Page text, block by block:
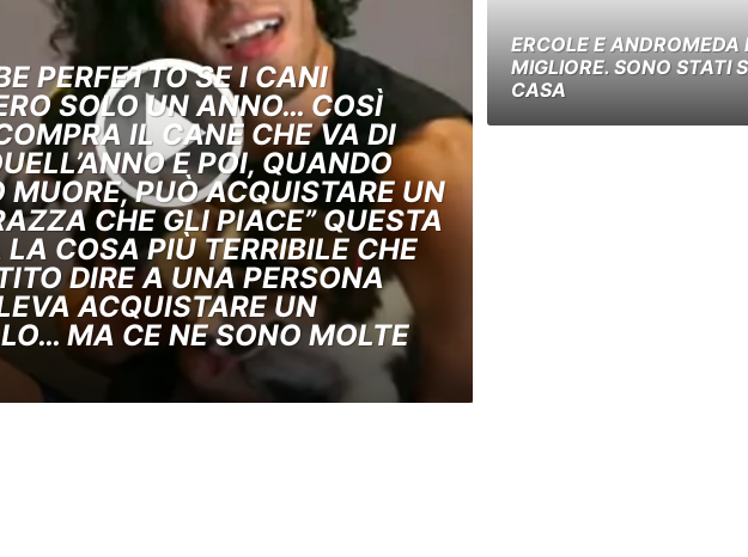
PERFETTO SE I CANI
SOLO UN ANNO… COSÌ
IL CANE CHE VA DI
E POI, QUANDO
MUORE, PUÒ ACQUISTARE UN
CHE GLI PIACE” QUESTA
LA COSA PIÙ TERRIBILE CHE
DIRE A UNA PERSONA
ACQUISTARE UN
MA CE NE SONO MOLTE
ERCOLE E
MIGLIORE. SONO STATI
CASA